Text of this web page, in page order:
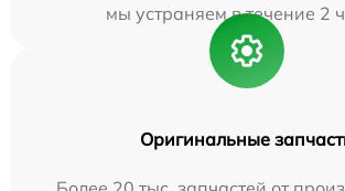
мы устраняем в течение 2
Оригинальные